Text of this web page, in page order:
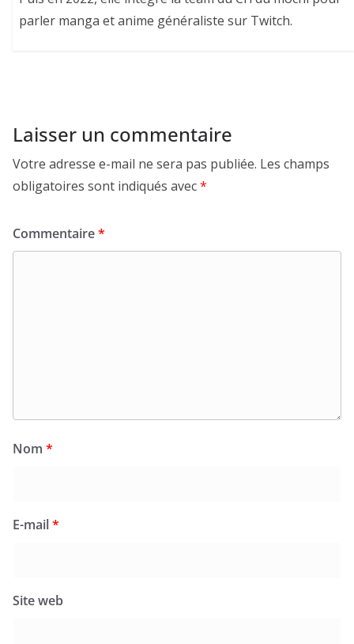
parler manga et anime généraliste sur Twitch.
Laisser un commentaire
Votre adresse e-mail ne sera pas publiée. Les champs
obligatoires sont indiqués avec*
Commentaire*
Nom *
E-mail*
Site web